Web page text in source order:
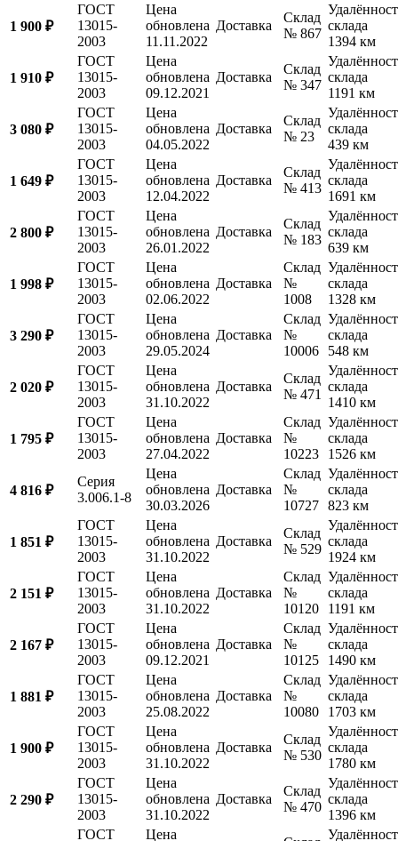
1 900 ₽
ГОСТ
13015-
2003
Цена
обновлена
11.11.2022
Доставка
Склад
№ 867
склада
1394 км
1 910 ₽
ГОСТ
13015-
2003
Цена
обновлена
09.12.2021
Доставка
Склад
№ 347
склада
1191 км
3 080 ₽
ГОСТ
13015-
2003
Цена
обновлена
04.05.2022
Доставка
Склад
№ 23
склада
439 км
1 649 ₽
ГОСТ
13015-
2003
Цена
обновлена
12.04.2022
Доставка
Склад
№ 413
склада
1691 км
2 800 ₽
ГОСТ
13015-
2003
Цена
обновлена
26.01.2022
Доставка
Склад
№ 183
склада
639 км
1 998 ₽
ГОСТ
13015-
2003
Цена
обновлена
02.06.2022
Доставка
Склад
№
1008
склада
1328 км
3 290 ₽
ГОСТ
13015-
2003
Цена
обновлена
29.05.2024
Доставка
Склад
№
10006
склада
548 км
2 020 ₽
ГОСТ
13015-
2003
Цена
обновлена
31.10.2022
Доставка
Склад
№ 471
склада
1410 км
1 795 ₽
ГОСТ
13015-
2003
Цена
обновлена
27.04.2022
Доставка
Склад
№
10223
склада
1526 км
4 816 ₽
Серия
3.006.1-8
Цена
обновлена
30.03.2026
Доставка
Склад
№
10727
склада
823 км
1 851 ₽
ГОСТ
13015-
2003
Цена
обновлена
31.10.2022
Доставка
Склад
№ 529
склада
1924 км
2 151 ₽
ГОСТ
13015-
2003
Цена
обновлена
31.10.2022
Доставка
Склад
№
10120
склада
1191 км
2 167 ₽
ГОСТ
13015-
2003
Цена
обновлена
09.12.2021
Доставка
Склад
№
10125
склада
1490 км
1 881 ₽
ГОСТ
13015-
2003
Цена
обновлена
25.08.2022
Доставка
Склад
№
10080
склада
1703 км
1 900 ₽
ГОСТ
13015-
2003
Цена
обновлена
31.10.2022
Доставка
Склад
№ 530
склада
1780 км
2 290 ₽
ГОСТ
13015-
2003
Цена
обновлена
31.10.2022
Доставка
Склад
№ 470
склада
1396 км
ГОСТ
Цена